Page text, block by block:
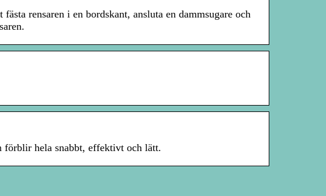
rensaren i en bordskant, ansluta en dammsugare och
förblir hela snabbt, effektivt och lätt.